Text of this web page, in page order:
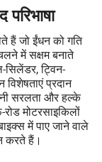
हैं जो ईंधन को गति
में सक्षम बनाते
सिलेंडर, ट्विन-
विशेषताएं प्रदान
सरलता और हल्के
मोटरसाइकिलों
में पाए जाने वाले
करते हैं।